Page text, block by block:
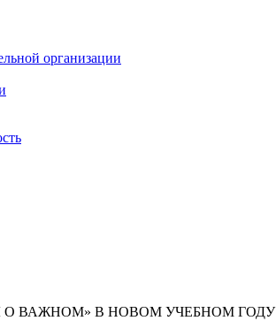
организации
О ВАЖНОМ» В НОВОМ УЧЕБНОМ ГОДУ